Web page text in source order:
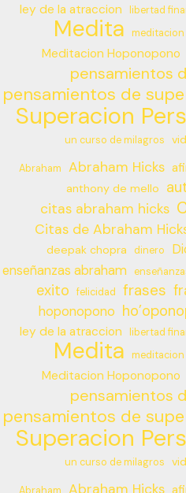
ley de la atraccion libertad
Medita meditacion
Meditacion Hoponopono
pensamientos
pensamientos de
Superacion
un curso de milagros
Abraham Abraham Hicks
anthony de mello
citas abraham hicks
Citas de Abraham
deepak chopra dinero
enseñanzas abraham
exito felicidad frases
hoponopono
ley de la atraccion libertad
Medita meditacion
Meditacion Hoponopono
pensamientos
pensamientos de
Superacion
un curso de milagros
Abraham Abraham Hicks